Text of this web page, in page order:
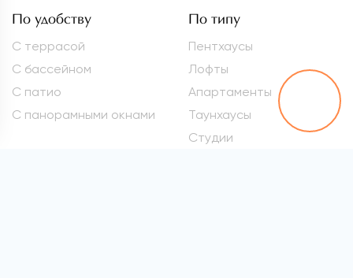
По удобству
С террасой
С бассейном
С патио
С панорамными окнами
По типу
Пентхаусы
Лофты
Апартаменты
Таунхаусы
Студии